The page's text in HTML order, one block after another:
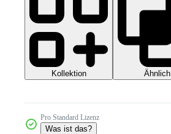
Kollektion Ähnlich
Pro Standard Lizenz
Was ist das?